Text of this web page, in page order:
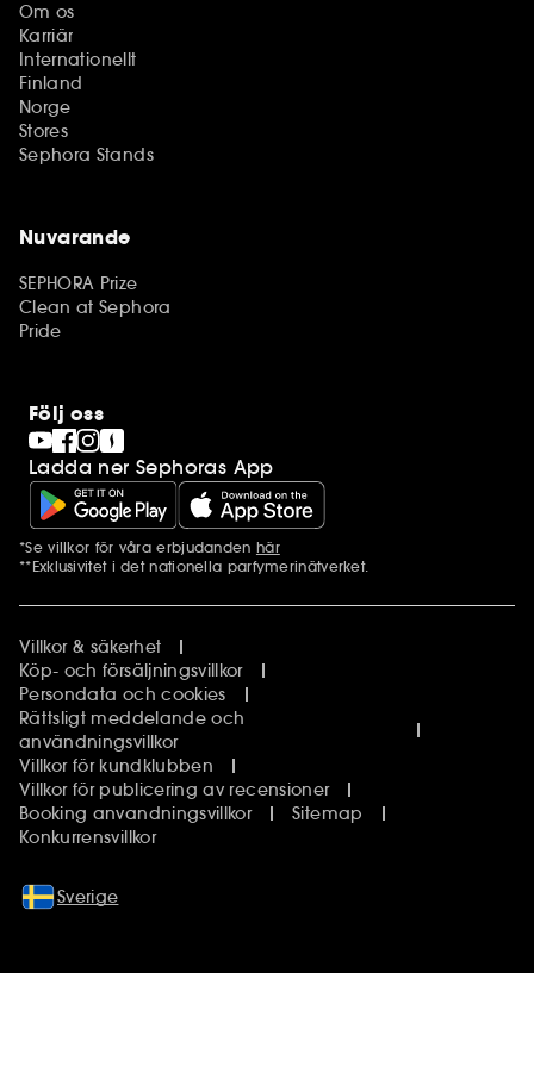
Om os
Karriär
Internationellt
Finland
Norge
Stores
Sephora Stands
Nuvarande
SEPHORA Prize
Clean at Sephora
Pride
Följ oss
Ladda ner Sephoras App
Ytterligare information
*Se villkor för våra erbjudanden här
**Exklusivitet i det nationella parfymerinätverket.
Villkor & säkerhet
Köp- och försäljningsvillkor
Persondata och cookies
Rättsligt meddelande och
användningsvillkor
Villkor för kundklubben
Villkor för publicering av recensioner
Booking anvandningsvillkor
Sitemap
Konkurrensvillkor
Sverige